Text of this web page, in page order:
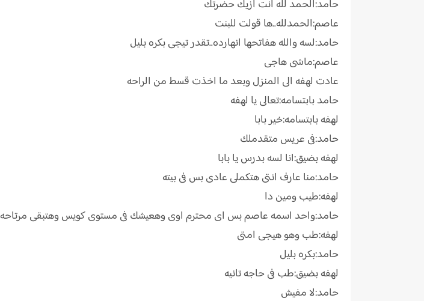
حامد:الحمد لله انت ازيك حضرتك
عاصم:الحمدلله..ها قولت للبنت
حامد:لسه والله هفاتحها انهارده..تقدر تيجى بكره بليل
عاصم:ماشى هاجى
عادت لهفه الى المنزل وبعد ما اخذت قسط من الراحه
حامد بابتسامه:تعالى يا لهفه
لهفه بابتسامه:خير بابا
حامد:فى عريس متقدملك
لهفه بضيق:انا لسه بدرس يا بابا
حامد:منا عارف انتى هتكملى عادى بس فى بيته
لهفه:طيب ومين دا
حامد:واحد اسمه عاصم بس اى محترم اوى وهعيشك فى مستوى كويس وهتبقى مرتاحه
لهفه:طب وهو هيجى امتى
حامد:بكره بليل
لهفه بضيق:طب فى حاجه تانيه
حامد:لا مفيش